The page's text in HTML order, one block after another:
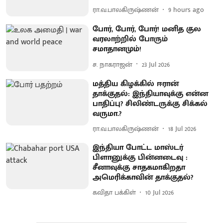
ரா.வ.பாலகிருஷ்ணன் 9 hours ago
போர், போர், போர்! மனித குல
வரலாற்றில் போரும்
சமாதானமும்!
ச. நாகராஜன் 23 Jul 2026
மத்திய கிழக்கில் ஈரான்
தாக்குதல்: இந்தியாவுக்கு என்ன
பாதிப்பு? சிலிண்டருக்கு சிக்கல்
வருமா.?
ரா.வ.பாலகிருஷ்ணன் 18 Jul 2026
இந்தியா போட்ட மாஸ்டர்
பிளானுக்கு பின்னடைவு :
சீனாவுக்கு சாதகமாகிறதா
அமெரிக்காவின் தாக்குதல்?
கவிதா பக்கிள் 10 Jul 2026